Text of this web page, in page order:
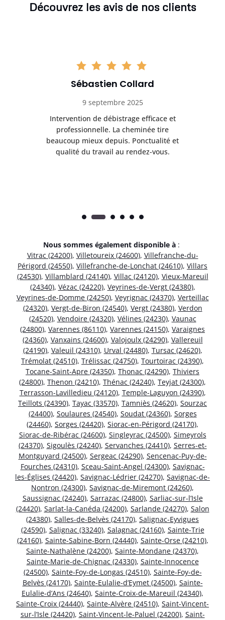
Découvrez les avis de nos clients
Sébastien Collard
9 septembre 2025
Intervention de débistrage efficace et
professionnelle. La cheminée tire
beaucoup mieux depuis. Ponctualité et
qualité du travail au rendez-vous.
Nous sommes également disponible à :
Vitrac (24200), Villetoureix (24600), Villefranche-du-
Périgord (24550), Villefranche-de-Lonchat (24610), Villars
(24530), Villamblard (24140), Villac (24120), Vieux-Mareuil
(24340), Vézac (24220), Veyrines-de-Vergt (24380),
Veyrines-de-Domme (24250), Veyrignac (24370), Verteillac
(24320), Vergt-de-Biron (24540), Vergt (24380), Verdon
(24520), Vendoire (24320), Vélines (24230), Vaunac
(24800), Varennes (86110), Varennes (24150), Varaignes
(24360), Vanxains (24600), Valojoulx (24290), Vallereuil
(24190), Valeuil (24310), Urval (24480), Tursac (24620),
Trémolat (24510), Trélissac (24750), Tourtoirac (24390),
Tocane-Saint-Apre (24350), Thonac (24290), Thiviers
(24800), Thenon (24210), Thénac (24240), Teyjat (24300),
Terrasson-Lavilledieu (24120), Temple-Laguyon (24390),
Teillots (24390), Tayac (33570), Tamniès (24620), Sourzac
(24400), Soulaures (24540), Soudat (24360), Sorges
(24460), Sorges (24420), Siorac-en-Périgord (24170),
Siorac-de-Ribérac (24600), Singleyrac (24500), Simeyrols
(24370), Sigoulès (24240), Servanches (24410), Serres-et-
Montguyard (24500), Sergeac (24290), Sencenac-Puy-de-
Fourches (24310), Sceau-Saint-Angel (24300), Savignac-
les-Églises (24420), Savignac-Lédrier (24270), Savignac-de-
Nontron (24300), Savignac-de-Miremont (24260),
Saussignac (24240), Sarrazac (24800), Sarliac-sur-l’Isle
(24420), Sarlat-la-Canéda (24200), Sarlande (24270), Salon
(24380), Salles-de-Belvès (24170), Salignac-Eyvigues
(24590), Salignac (33240), Salagnac (24160), Sainte-Trie
(24160), Sainte-Sabine-Born (24440), Sainte-Orse (24210),
Sainte-Nathalène (24200), Sainte-Mondane (24370),
Sainte-Marie-de-Chignac (24330), Sainte-Innocence
(24500), Sainte-Foy-de-Longas (24510), Sainte-Foy-de-
Belvès (24170), Sainte-Eulalie-d’Eymet (24500), Sainte-
Eulalie-d’Ans (24640), Sainte-Croix-de-Mareuil (24340),
Sainte-Croix (24440), Sainte-Alvère (24510), Saint-Vincent-
sur-l’Isle (24420), Saint-Vincent-le-Paluel (24200), Saint-